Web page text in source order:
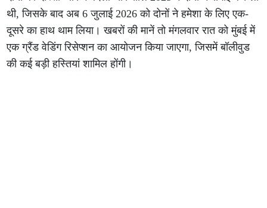
थी, जिसके बाद अब 6 जुलाई 2026 को दोनों ने हमेशा के लिए एक-
दूसरे का हाथ थाम लिया। खबरों की मानें तो मंगलवार रात को मुंबई में
एक ग्रैंड वेडिंग रिसेप्शन का आयोजन किया जाएगा, जिसमें बॉलीवुड
की कई बड़ी हस्तियां शामिल होंगी।